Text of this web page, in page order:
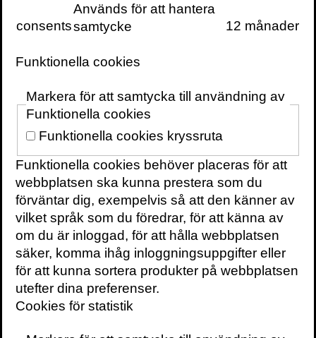
Som författare debuterade hon med boken
Larmrapporten (2017) om hur vi kan lära oss
som ”en bok som bör läsas av alla” och som
Journalistpriset i kategorin ”Årets Röst” och
utsågs även till ”Årets folkbildare”. I
uppföljarenSant, falskt eller mittemellan
(2018) fick stora och små frågor
vetenskapliga svar när hon underhållande
gjorde hon upp med olika myter. I samband
med pandemin fick vi alla anledning att lära
oss uttala ”epidemiolog” och Emma Frans
blev en av dem som blev framträdande och
hjälpte svenskarna med att förstå olika
skeenden. Om detta skrev hon sedanAlla
tvättar händerna: Min berättelse från året då
alla skyllde på varandra
kombinerar hon folkbildning och
consents
Används för att hantera
samtycke
12 månader
Funktionella cookies
Markera för att samtycka till användning av
Funktionella cookies
Funktionella cookies kryssruta
Funktionella cookies behöver placeras för att
webbplatsen ska kunna prestera som du
förväntar dig, exempelvis så att den känner av
vilket språk som du föredrar, för att känna av
om du är inloggad, för att hålla webbplatsen
säker, komma ihåg inloggningsuppgifter eller
för att kunna sortera produkter på webbplatsen
utefter dina preferenser.
Cookies för statistik